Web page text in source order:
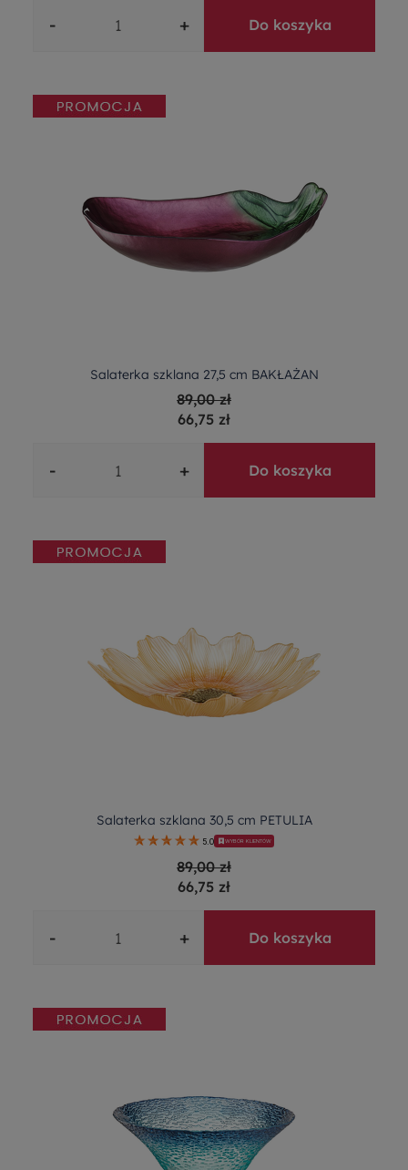
- + Do koszyka
Salaterka szklana 27,5 cm BAKŁAŻAN
89,00 zł
66,75 zł
- + Do koszyka
Salaterka szklana 30,5 cm PETULIA
5.0 WYBÓR KLIENTÓW
89,00 zł
66,75 zł
- + Do koszyka